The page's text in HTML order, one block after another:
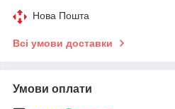
Нова Пошта
Всі умови доставки
Умови оплати